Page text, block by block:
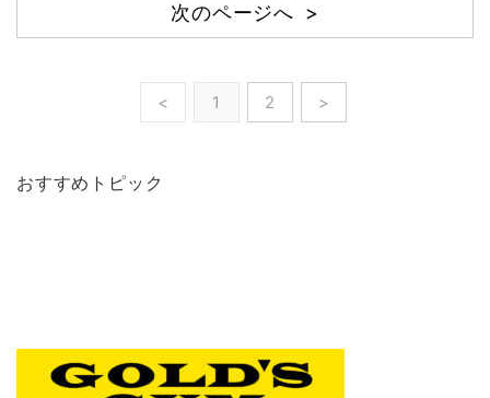
次のページへ >
< 1 2 >
おすすめトピック